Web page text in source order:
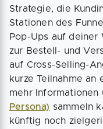
Strategie, die
Stationen des
Pop-Ups auf deiner
zur Bestell- und
auf Cross-Selling-
kurze Teilnahme an
mehr Informationen
Persona) sammeln
künftig noch